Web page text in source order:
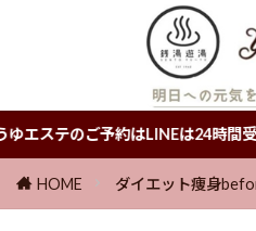
は24時間受付中です。お気軽
HOME ダイエット痩身